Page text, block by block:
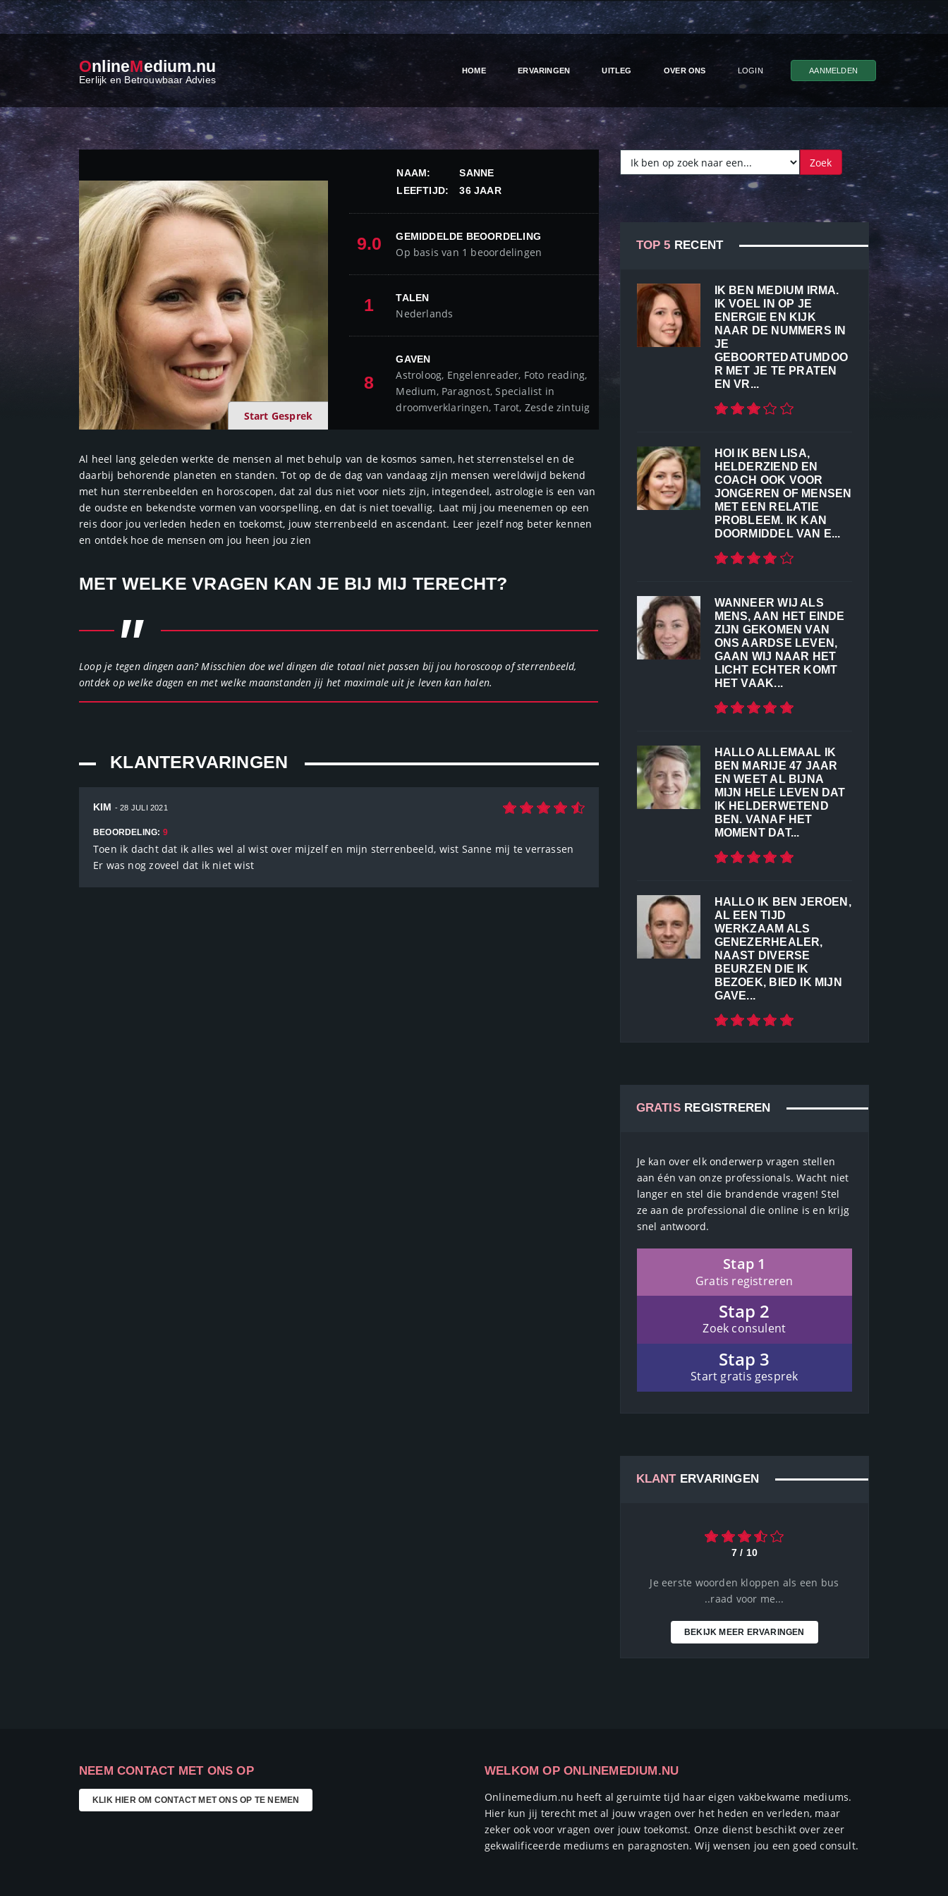
OnlineMedium.nu
Eerlijk en Betrouwbaar Advies
HOME ERVARINGEN UITLEG OVER ONS LOGIN AANMELDEN
Start Gesprek
NAAM:
SANNE
LEEFTIJD:
36 JAAR
9.0 GEMIDDELDE BEOORDELING
Op basis van 1 beoordelingen
1 TALEN
Nederlands
8
GAVEN
Astroloog, Engelenreader, Foto reading,
Medium, Paragnost, Specialist in
droomverklaringen, Tarot, Zesde zintuig
Al heel lang geleden werkte de mensen al met behulp van de kosmos samen, het sterrenstelsel en de
daarbij behorende planeten en standen. Tot op de de dag van vandaag zijn mensen wereldwijd bekend
met hun sterrenbeelden en horoscopen, dat zal dus niet voor niets zijn, integendeel, astrologie is een van
de oudste en bekendste vormen van voorspelling, en dat is niet toevallig. Laat mij jou meenemen op een
reis door jou verleden heden en toekomst, jouw sterrenbeeld en ascendant. Leer jezelf nog beter kennen
en ontdek hoe de mensen om jou heen jou zien
MET WELKE VRAGEN KAN JE BIJ MIJ TERECHT?
"
Loop je tegen dingen aan? Misschien doe wel dingen die totaal niet passen bij jou horoscoop of sterrenbeeld,
ontdek op welke dagen en met welke maanstanden jij het maximale uit je leven kan halen.
KLANTERVARINGEN
KIM - 28 JULI 2021
BEOORDELING: 9
Toen ik dacht dat ik alles wel al wist over mijzelf en mijn sterrenbeeld, wist Sanne mij te verrassen
Er was nog zoveel dat ik niet wist
TOP 5 RECENT
IK BEN MEDIUM IRMA.
IK VOEL IN OP JE
ENERGIE EN KIJK
NAAR DE NUMMERS IN
JE
GEBOORTEDATUMDOO
R MET JE TE PRATEN
EN VR...
HOI IK BEN LISA,
HELDERZIEND EN
COACH OOK VOOR
JONGEREN OF MENSEN
MET EEN RELATIE
PROBLEEM. IK KAN
DOORMIDDEL VAN E...
WANNEER WIJ ALS
MENS, AAN HET EINDE
ZIJN GEKOMEN VAN
ONS AARDSE LEVEN,
GAAN WIJ NAAR HET
LICHT ECHTER KOMT
HET VAAK...
HALLO ALLEMAAL IK
BEN MARIJE 47 JAAR
EN WEET AL BIJNA
MIJN HELE LEVEN DAT
IK HELDERWETEND
BEN. VANAF HET
MOMENT DAT...
HALLO IK BEN JEROEN,
AL EEN TIJD
WERKZAAM ALS
GENEZERHEALER,
NAAST DIVERSE
BEURZEN DIE IK
BEZOEK, BIED IK MIJN
GAVE...
GRATISREGISTREREN
Je kan over elk onderwerp vragen stellen
aan één van onze professionals. Wacht niet
langer en stel die brandende vragen! Stel
ze aan de professional die online is en krijg
snel antwoord.
Stap 1
Gratis registreren
Stap 2
Zoek consulent
Stap 3
Start gratis gesprek
KLANTERVARINGEN
9 / 10
Lieve Richard, hartelijk dank voor ons fijne
gesprek van zojuist. Jij voelt de dingen zo
NEEM CONTACT MET ONS OP
Onlinemedium.nu heeft al geruimte tijd haar eigen vakbekwame mediums.
Hier kun jij terecht met al jouw vragen over het heden en verleden, maar
zeker ook voor vragen over jouw toekomst. Onze dienst beschikt over zeer